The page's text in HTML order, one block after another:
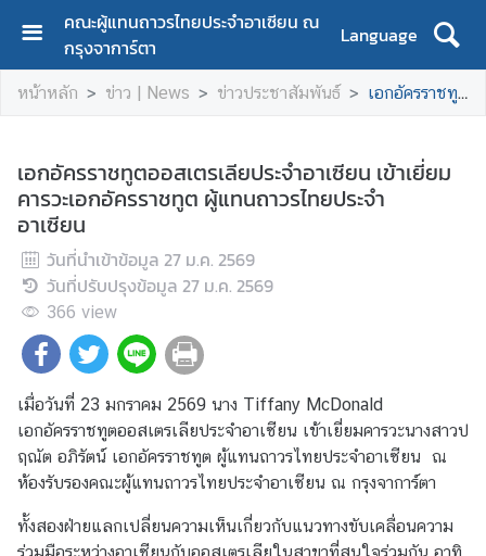
คณะผู้แทนถาวรไทยประจำอาเซียน ณ
กรุงจาการ์ตา
Language
H
o
A
b
o
u
t
u
s
C
o
n
a
หน้าหลัก ข่าว | News ข่าวประชาสัมพันธ์ เอกอัครราชทูตออสเตรเลียประจำอาเซียน เข้าเยี่ยมคารวะเอกอัครราชทูต ผู้แทนถาวรไทยประจำอาเซียน
เอกอัครราชทูตออสเตรเลียประจำอาเซียน เข้าเยี่ยม
คารวะเอกอัครราชทูต ผู้แทนถาวรไทยประจำ
อาเซียน
วันที่นำเข้าข้อมูล 27 ม.ค. 2569
วันที่ปรับปรุงข้อมูล 27 ม.ค. 2569
366 view
เมื่อวันที่ 23 มกราคม 2569 นาง Tiffany McDonald
เอกอัครราชทูตออสเตรเลียประจำอาเซียน เข้าเยี่ยมคารวะนางสาวป
ฤณัต อภิรัตน์ เอกอัครราชทูต ผู้แทนถาวรไทยประจำอาเซียน ณ
ห้องรับรองคณะผู้แทนถาวรไทยประจำอาเซียน ณ กรุงจาการ์ตา
ทั้งสองฝ่ายแลกเปลี่ยนความเห็นเกี่ยวกับแนวทางขับเคลื่อนความ